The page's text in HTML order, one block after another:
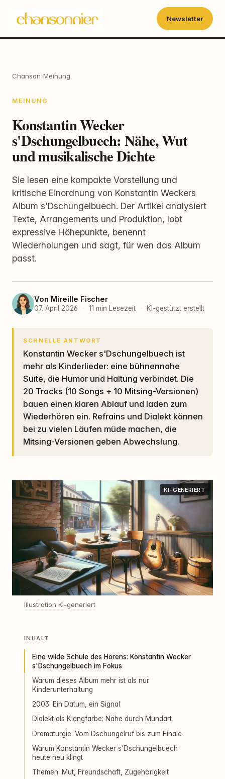
Newsletter
Chanson›Meinung
MEINUNG
Konstantin Wecker
s'Dschungelbuech: Nähe, Wut
und musikalische Dichte
Sie lesen eine kompakte Vorstellung und
kritische Einordnung von Konstantin Weckers
Album s'Dschungelbuech. Der Artikel analysiert
Texte, Arrangements und Produktion, lobt
expressive Höhepunkte, benennt
Wiederholungen und sagt, für wen das Album
passt.
Von Mireille Fischer
07. April 2026 · 11 min Lesezeit · KI-gestützt erstellt
SCHNELLE ANTWORT
Konstantin Wecker s'Dschungelbuech ist
mehr als Kinderlieder: eine bühnennahe
Suite, die Humor und Haltung verbindet. Die
20 Tracks (10 Songs + 10 Mitsing-Versionen)
bauen einen klaren Ablauf und laden zum
Wiederhören ein. Refrains und Dialekt können
bei zu vielen Läufen müde machen, die
Mitsing-Versionen geben Abwechslung.
KI-GENERIERT
Illustration KI-generiert
INHALT
Eine wilde Schule des Hörens: Konstantin Wecker
s'Dschungelbuech im Fokus
Warum dieses Album mehr ist als nur
Kinderunterhaltung
2003: Ein Datum, ein Signal
Dialekt als Klangfarbe: Nähe durch Mundart
Dramaturgie: Vom Dschungelruf bis zum Finale
Warum Konstantin Wecker s'Dschungelbuech
heute neu klingt
Themen: Mut, Freundschaft, Zugehörigkeit